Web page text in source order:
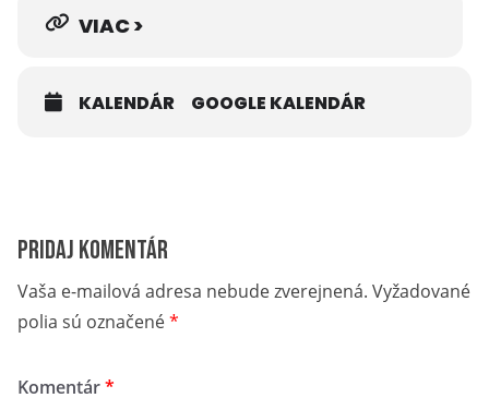
VIAC >
KALENDÁR GOOGLE KALENDÁR
Pridaj komentár
Vaša e-mailová adresa nebude zverejnená. Vyžadované
polia sú označené*
Komentár*